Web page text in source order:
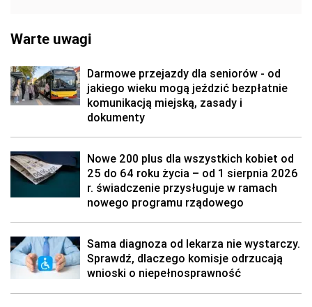
Warte uwagi
Darmowe przejazdy dla seniorów - od
jakiego wieku mogą jeździć bezpłatnie
komunikacją miejską, zasady i
dokumenty
Nowe 200 plus dla wszystkich kobiet od
25 do 64 roku życia – od 1 sierpnia 2026
r. świadczenie przysługuje w ramach
nowego programu rządowego
Sama diagnoza od lekarza nie wystarczy.
Sprawdź, dlaczego komisje odrzucają
wnioski o niepełnosprawność